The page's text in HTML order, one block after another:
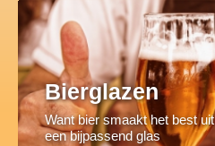
Bierglazen
Want bier smaakt het best uit
een bijpassend glas